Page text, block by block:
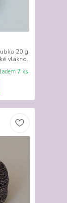
20 g,
vlákno.
7 ks